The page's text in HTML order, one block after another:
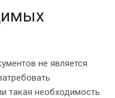
не является
такая необходимость